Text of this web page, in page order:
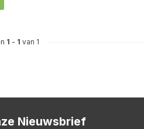
1 - 1 van 1
Nieuwsbrief